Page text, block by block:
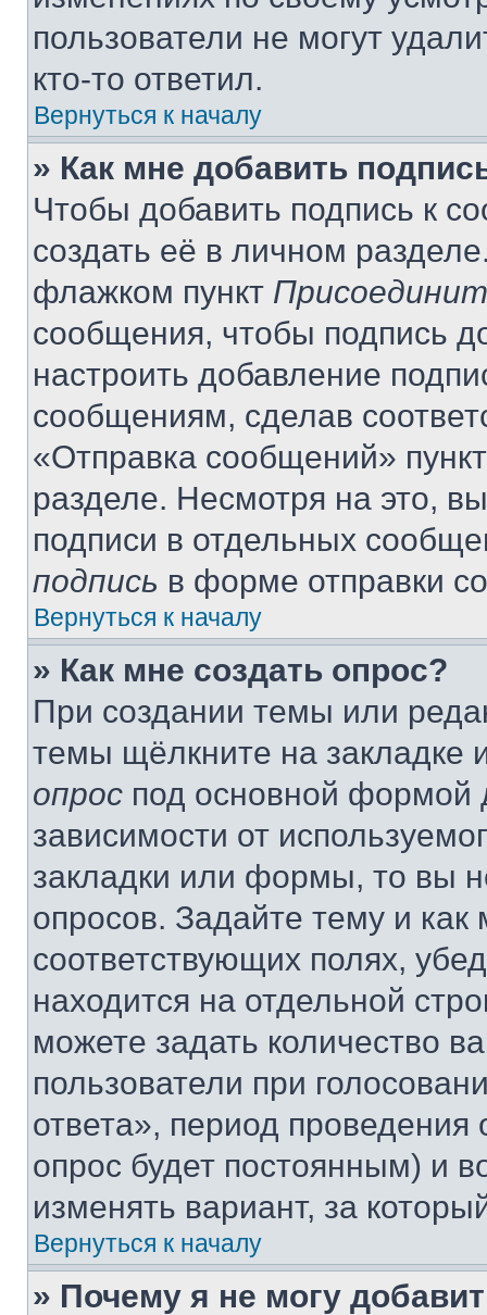
пользователи не могут
кто-то ответил.
Вернуться к началу
» Как мне добавить
Чтобы добавить подпись к
создать её в личном
флажком пункт
сообщения, чтобы подпись
настроить добавление
сообщениям, сделав
«Отправка сообщений»
разделе. Несмотря на это,
подписи в отдельных
подпись в форме отправки
Вернуться к началу
» Как мне создать опрос?
При создании темы или
темы щёлкните на
опрос под основной формой
зависимости от
закладки или формы, то вы
опросов. Задайте тему и
соответствующих полях,
находится на отдельной
можете задать количество
пользователи при
ответа», период проведения
опрос будет постоянным) и
изменять вариант, за
Вернуться к началу
» Почему я не могу